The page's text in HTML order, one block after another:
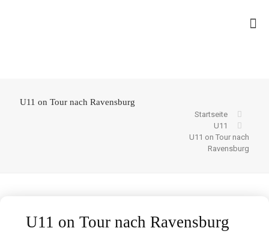
U11 on Tour nach Ravensburg
Startseite
U11
U11 on Tour nach
Ravensburg
U11 on Tour nach Ravensburg